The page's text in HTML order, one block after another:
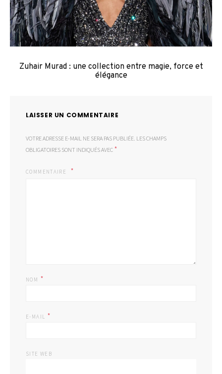
Zuhair Murad : une collection entre magie, force et
élégance
LAISSER UN COMMENTAIRE
VOTRE ADRESSE E-MAIL NE SERA PAS PUBLIÉE. LES CHAMPS
OBLIGATOIRES SONT INDIQUÉS AVEC *
COMMENTAIRE
NOM *
E-MAIL *
SITE WEB